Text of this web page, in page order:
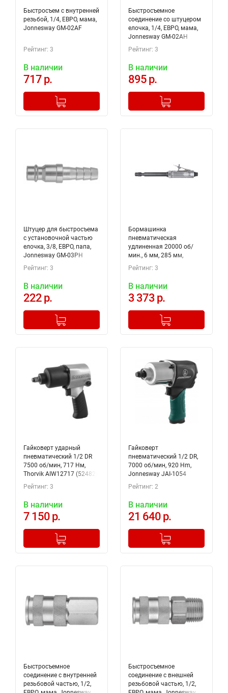
Быстросъем с внутренней
резьбой, 1/4, ЕВРО, мама,
Jonnesway GM-02AF
Рейтинг: 3
В наличии
717 р.
+
Добавлено в корзину
Быстросъемное
соединение со штуцером
елочка, 1/4, ЕВРО, мама,
Jonnesway GM-02AH
Рейтинг: 3
В наличии
895 р.
+
Добавлено в корзину
Штуцер для быстросъема
с установочной частью
елочка, 3/8, ЕВРО, папа,
Jonnesway GM-03PH
Рейтинг: 3
В наличии
222 р.
+
Добавлено в корзину
Бормашинка
пневматическая
удлиненная 20000 об/
мин., 6 мм, 285 мм,
Thorvik EADG6020
Рейтинг: 3
В наличии
3 373 р.
+
Добавлено в корзину
Гайковерт ударный
пневматический 1/2 DR
7500 об/мин, 717 Нм,
Thorvik AIW12717 (52482)
Рейтинг: 3
В наличии
7 150 р.
+
Добавлено в корзину
Гайковерт
пневматический 1/2 DR,
7000 об/мин, 920 Hm,
Jonnesway JAI-1054
Рейтинг: 2
В наличии
21 640 р.
+
Добавлено в корзину
Быстросъемное
соединение с внутренней
резьбовой частью, 1/2,
Быстросъемное
соединение с внешней
резьбовой частью, 1/2,